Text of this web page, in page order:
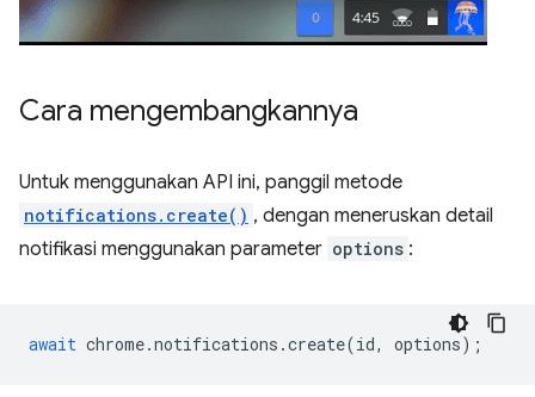
Cara mengembangkannya
Untuk menggunakan API ini, panggil metode
notifications.create() , dengan meneruskan detail
notifikasi menggunakan parameter options :
await chrome.notifications .create(id, options);